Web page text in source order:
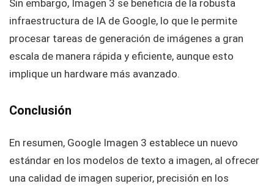
Sin embargo, Imagen 3 se beneficia de la robusta
infraestructura de IA de Google, lo que le permite
procesar tareas de generación de imágenes a gran
escala de manera rápida y eficiente, aunque esto
implique un hardware más avanzado.
Conclusión
En resumen, Google Imagen 3 establece un nuevo
estándar en los modelos de texto a imagen, al ofrecer
una calidad de imagen superior, precisión en los